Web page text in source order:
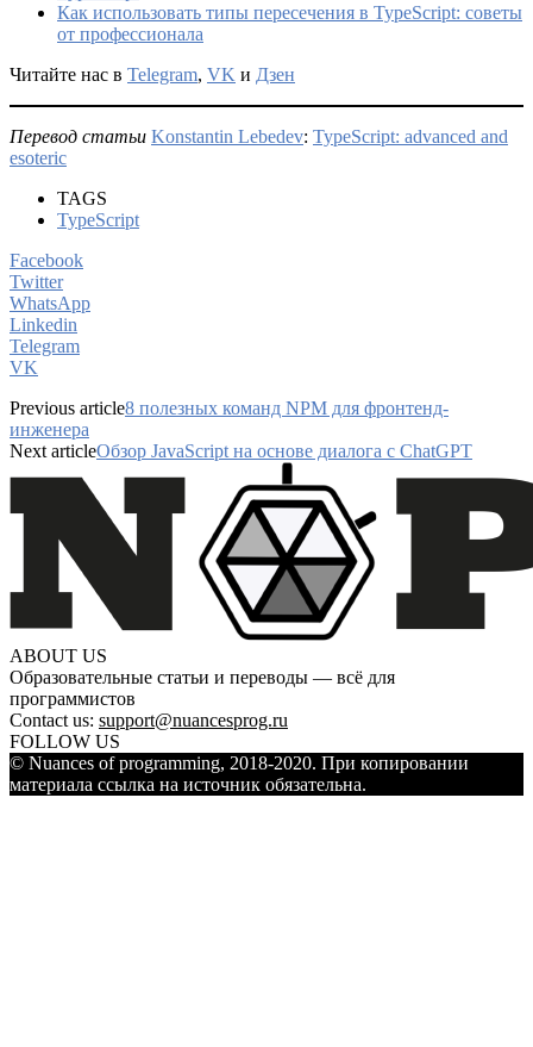
Как использовать типы пересечения в TypeScript: советы
от профессионала
Читайте нас в Telegram, VK и Дзен
Перевод статьи Konstantin Lebedev: TypeScript: advanced and
esoteric
TAGS
TypeScript
Facebook
Twitter
WhatsApp
Linkedin
Telegram
VK
Previous article8 полезных команд NPM для фронтенд-
инженера
Next articleОбзор JavaScript на основе диалога с ChatGPT
ABOUT US
Образовательные статьи и переводы — всё для
программистов
Contact us: support@nuancesprog.ru
FOLLOW US
© Nuances of programming, 2018-2020. При копировании
материала ссылка на источник обязательна.